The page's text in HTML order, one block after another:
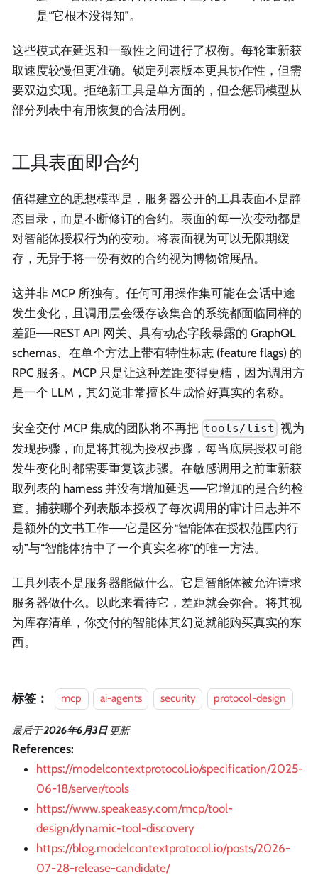
是“它根本没得知”。
这些模式在延迟和一致性之间进行了权衡。每轮重新获
取速度较慢但更准确。锁定列表版本更具协作性，但需
要双边实现。拒绝新工具是单方面的，但会惩罚模型从
部分列表中有用恢复的合法用例。
工具表面即合约
值得建立的思想模型是，服务器公开的工具表面不是静
态目录，而是不断修订的合约。表面的每一次变动都是
对智能体授权行为的变动。将表面视为可以无限期缓
存，无异于将一份有效的合约视为博物馆展品。
这并非 MCP 所独有。任何可用操作集可能在会话中途
发生变化，且调用层会缓存该集合的系统都面临同样的
差距——REST API 网关、具有动态字段暴露的 GraphQL
schemas、在单个方法上带有特性标志 (feature flags) 的
RPC 服务。MCP 只是让这种差距变得更糟，因为调用方
是一个 LLM，其幻觉非常擅长生成恰好真实的名称。
安全交付 MCP 集成的团队将不再把 tools/list 视为
发现步骤，而是将其视为授权步骤，每当底层授权可能
发生变化时都需要重复该步骤。在敏感调用之前重新获
取列表的 harness 并没有增加延迟——它增加的是合约检
查。捕获哪个列表版本授权了每次调用的审计日志并不
是额外的文书工作——它是区分“智能体在授权范围内行
动”与“智能体猜中了一个真实名称”的唯一方法。
工具列表不是服务器能做什么。它是智能体被允许请求
服务器做什么。以此来看待它，差距就会弥合。将其视
为库存清单，你交付的智能体其幻觉就能购买真实的东
西。
标签： mcp ai-agents security protocol-design
最后于2026年6月3日 更新
References:
https://modelcontextprotocol.io/specification/2025-
06-18/server/tools
https://www.speakeasy.com/mcp/tool-
design/dynamic-tool-discovery
https://blog.modelcontextprotocol.io/posts/2026-
07-28-release-candidate/